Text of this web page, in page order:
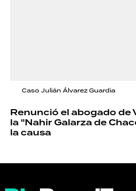
Caso Julián Álvarez Guardia
Renunció el abogado de
la "Nahir Galarza de
la causa